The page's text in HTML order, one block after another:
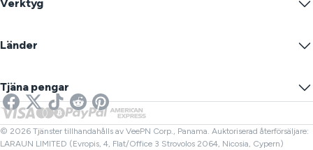
Studentrabatt
Blogg
Cookieinställningar
Internetsekretess
Anonym IP
VPN för streaming
Netflix VPN
Verktyg
Dölj din IP
Online SMS
Länk Kontroll
Filkontroll
Länder
Storbritannien VPN
Kanada VPN
Turkiet VPN
Tjäna pengar
Affiliates
© 2026 Tjänster tillhandahålls av VeePN Corp., Panama. Auktoriserad återförsäljare:
LARAUN LIMITED (Evropis, 4, Flat/Office 3 Strovolos 2064, Nicosia, Cypern)